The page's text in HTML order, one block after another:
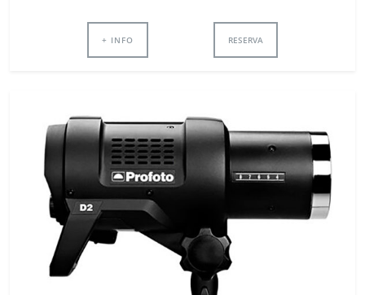
+ INFO RESERVA